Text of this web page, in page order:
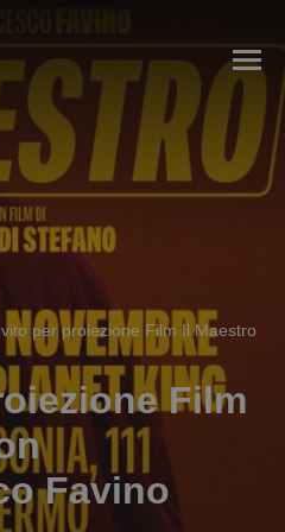
per proiezione Film Il Maestro
Film
Favino